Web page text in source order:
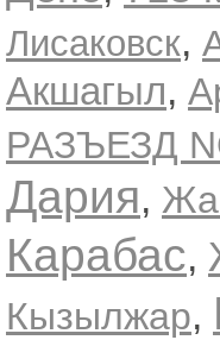
Лисаковск,
Акшагыл,
РАЗЪЕЗД
Дария,
Карабас,
Кызылжар,